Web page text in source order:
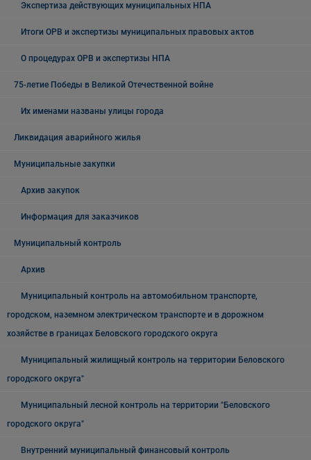
Экспертиза действующих муниципальных НПА
Итоги ОРВ и экспертизы муниципальных правовых актов
О процедурах ОРВ и экспертизы НПА
75-летие Победы в Великой Отечественной войне
Их именами названы улицы города
Ликвидация аварийного жилья
Муниципальные закупки
Архив закупок
Информация для заказчиков
Муниципальный контроль
Архив
Муниципальный контроль на автомобильном транспорте,
городском, наземном электрическом транспорте и в дорожном
хозяйстве в границах Беловского городского округа
Муниципальный жилищный контроль на территории Беловского
городского округа"
Муниципальный лесной контроль на территории "Беловского
городского округа"
Внутренний муниципальный финансовый контроль